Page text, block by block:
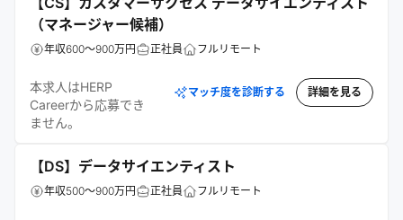
（マネージャー候補）
年収600～900万円 正社員 フルリモート
本求人はHERP
Careerから応募でき
ません。
マッチ度を診断する 詳細を見る
【DS】データサイエンティスト
年収500～900万円 正社員 フルリモート